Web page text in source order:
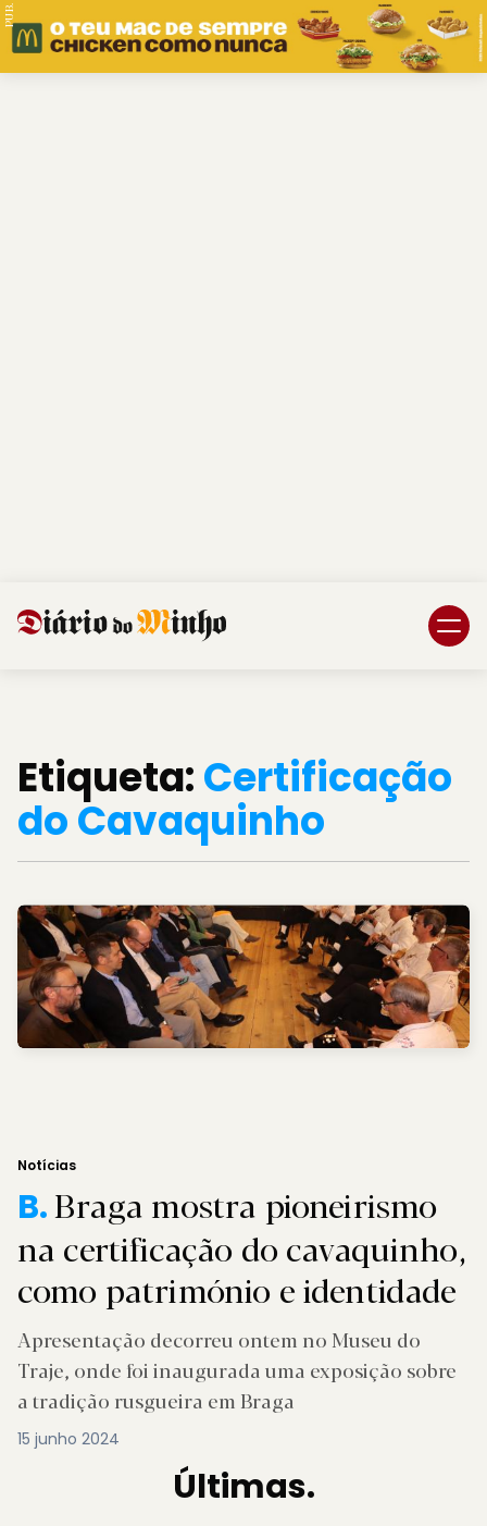
PUB.
Etiqueta:Certificação
do Cavaquinho
Notícias
B.Braga mostra pioneirismo
na certificação do cavaquinho,
como património e identidade
Apresentação decorreu ontem no Museu do
Traje, onde foi inaugurada uma exposição sobre
a tradição rusgueira em Braga
15 junho 2024
Últimas.